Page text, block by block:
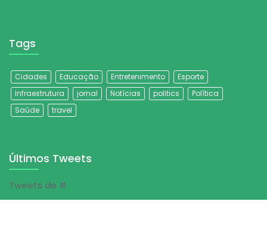
Tags
Cidades Educação Entretenimento
Esporte
Infraestrutura
jornal Notícias politics
Política
Saúde
travel
Últimos Tweets
Tweets de #